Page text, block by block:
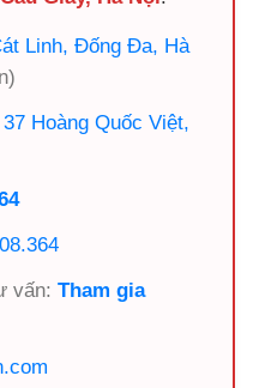
Linh, Đống Đa, Hà
37 Hoàng Quốc Việt,
vấn: Tham gia